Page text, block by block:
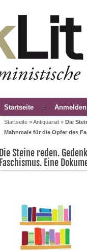
Startseite Anmelden
Startseite »Antiquariat » Die
Mahnmale für die Opfer des
Die Steine reden.
Faschismus. Eine